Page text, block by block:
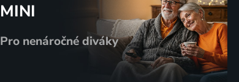
MINI
Pro nenáročné diváky